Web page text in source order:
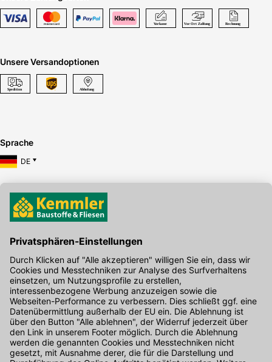
Unsere Versandoptionen
Sprache
DE
Hier gibt's die kostenlose App
Kontakt
Unser Onlineshop Team ist montags bis freitags von 08:00 - 17:00
Uhr unter der Telefonnummer07071 / 151-151 für Sie erreichbar.
Alternativ können Sie unser Kontaktformular nutzen.